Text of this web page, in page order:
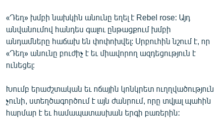
«Դեղ» խմբի նախկին անունը եղել է Rebel rose: Այդ
անվանումով հանդես գալու ընթացքում խմբի
անդամները հաճախ են փոփոխվել: Սրբուհին նշում է, որ
«Դեղ» անունը բուժիչ է եւ միավորող ազդեցություն է
ունեցել:
Խումբ երաժշտական եւ ոճային կոնկրետ ուղղվածություն
չունի, ստեղծագործում է այն ժանրում, որը տվյալ պահին
հարմար է եւ համապատասխան երգի բառերին: